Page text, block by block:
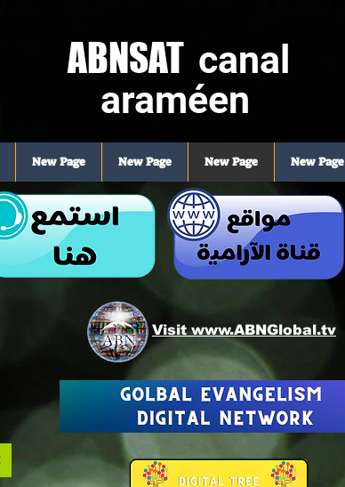
ABNSAT canal
araméen
New Page
New Page
New Page
New Page
Visit www.ABNGlobal.tv